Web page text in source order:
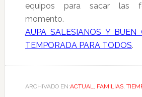
equipos para sacar las
momento.
AUPA SALESIANOS Y BUEN
TEMPORADA PARA TODOS.
ARCHIVADO EN:ACTUAL FAMILIAS,